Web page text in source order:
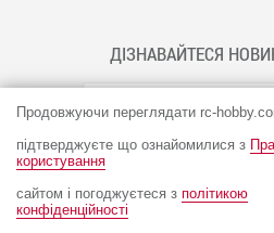
Продовжуючи переглядати rc-
підтверджуєте що ознайомилися з
користування
сайтом і погоджуєтеся з політикою
конфіденційності
ДІЗНАВАЙТЕСЯ
© Інтернет-магазин RC-